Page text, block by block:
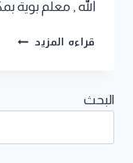
الله , معلم بوية
قراءه المزيد محل
البحث